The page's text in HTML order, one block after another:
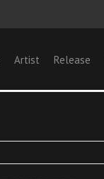
Artist Release